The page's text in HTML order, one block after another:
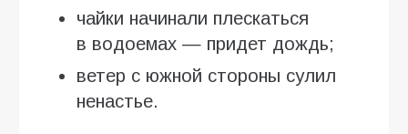
чайки начинали плескаться
в водоемах — придет дождь;
ветер с южной стороны сулил
ненастье.